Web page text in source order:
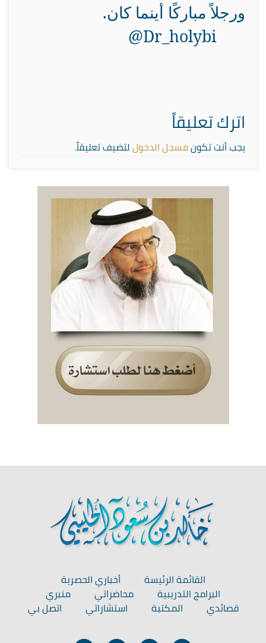
ورجلاً مباركًا أينما كان.
@Dr_holybi
اترك تعليقاً
يجب أنت تكونمسجل الدخوللتضيف تعليقاً.
القائمة الرئيسة
أخباري الحصرية
البرامج التدريبية
محاضراتي
منبري
قصائدي
المكتبة استشاراتي اتصل بي